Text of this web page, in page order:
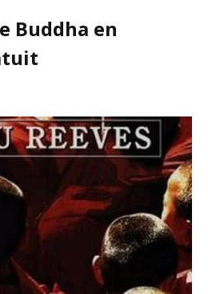
Buddha en